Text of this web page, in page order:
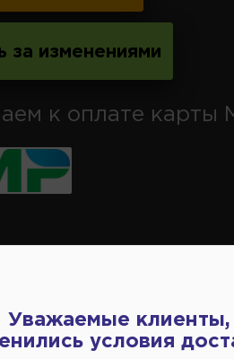
за изменениями
к оплате карты
центр:
запчастей на
Уважаемые клиенты,
условия